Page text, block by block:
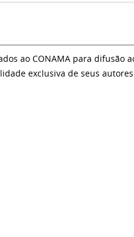
ao CONAMA para difusão
exclusiva de seus